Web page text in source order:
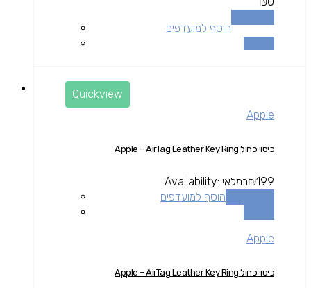
הוסף למועדפים
Quickview
Apple
כיסוי כחול Apple – AirTag Leather Key Ring
₪199
Availability: במלאי
הוסף למועדפים
Apple
כיסוי כחול Apple – AirTag Leather Key Ring